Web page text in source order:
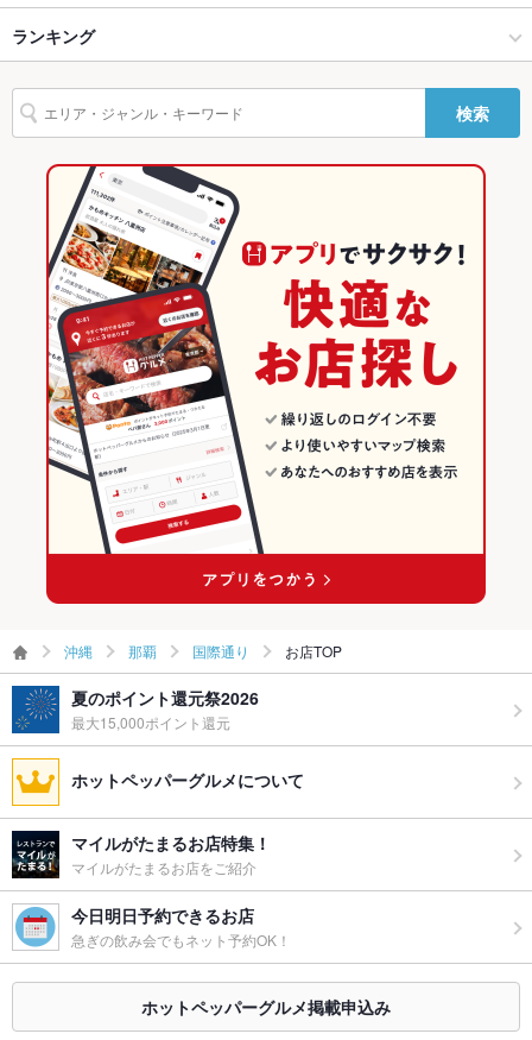
貸切
設備
Wi-Fi あり
バリアフリ
なし
駐車場 なし ：近くに格安のパーキングがあります。
その他設備 －
その他
飲み放題 あり ：2.5時間（2時間半）飲み放題付きプラン⇒3000円～
食べ放題 なし ：相談可能です。
お子様連れ お子様連れ歓迎 ：全面座敷になっております。
グパーティ
－
備考
那覇 × 洋・和洋・各国料理・その他
県庁前駅 × 居酒屋
県庁前駅 × 洋・和洋・各国料理・その他
国際通り × 洋・和洋・各国料理・その他
沖縄
沖縄 × 居酒屋
沖縄 × 洋・和洋・各国料理・その他
からあげ
島らっきょうの天ぷら
ランキング
沖縄のグルメランキング
沖縄の居酒屋ランキング
那覇のグルメランキング
那覇の居酒屋ランキング
国際通りのグルメランキング
国際通りの居酒屋ランキング
検索
沖縄 那覇 国際通り お店TOP
夏のポイント還元祭2026
最大15,000ポイント還元
ホットペッパーグルメについて
マイルがたまるお店特集！
マイルがたまるお店をご紹介
今日明日予約できるお店
急ぎの飲み会でもネット予約OK！
ホットペッパーグルメ掲載申込み